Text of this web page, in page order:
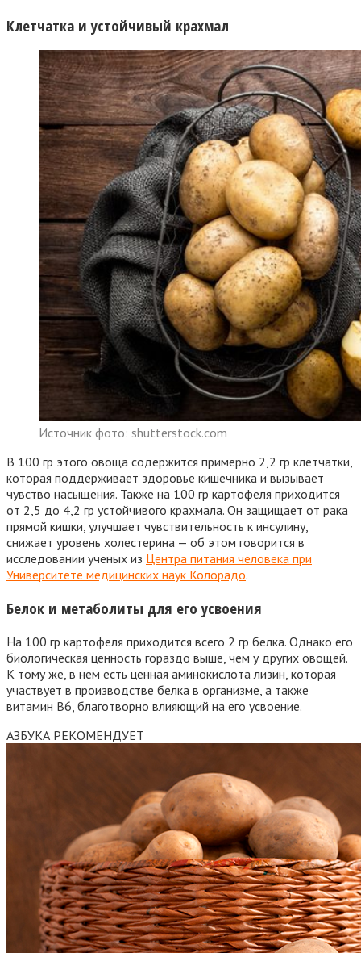
Клетчатка и устойчивый крахмал
Источник фото: shutterstock.com
В 100 гр этого овоща содержится примерно 2,2 гр клетчатки,
которая поддерживает здоровье кишечника и вызывает
чувство насыщения. Также на 100 гр картофеля приходится
от 2,5 до 4,2 гр устойчивого крахмала. Он защищает от рака
прямой кишки, улучшает чувствительность к инсулину,
снижает уровень холестерина — об этом говорится в
исследовании ученых из Центра питания человека при
Университете медицинских наук Колорадо.
Белок и метаболиты для его усвоения
На 100 гр картофеля приходится всего 2 гр белка. Однако его
биологическая ценность гораздо выше, чем у других овощей.
К тому же, в нем есть ценная аминокислота лизин, которая
участвует в производстве белка в организме, а также
витамин В6, благотворно влияющий на его усвоение.
АЗБУКА РЕКОМЕНДУЕТ